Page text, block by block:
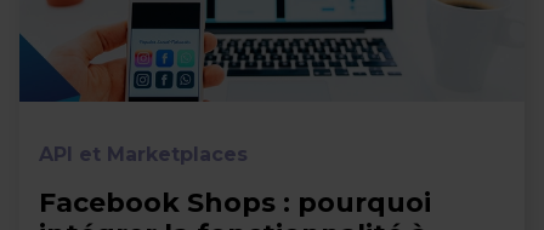
API et Marketplaces
Facebook Shops : pourquoi